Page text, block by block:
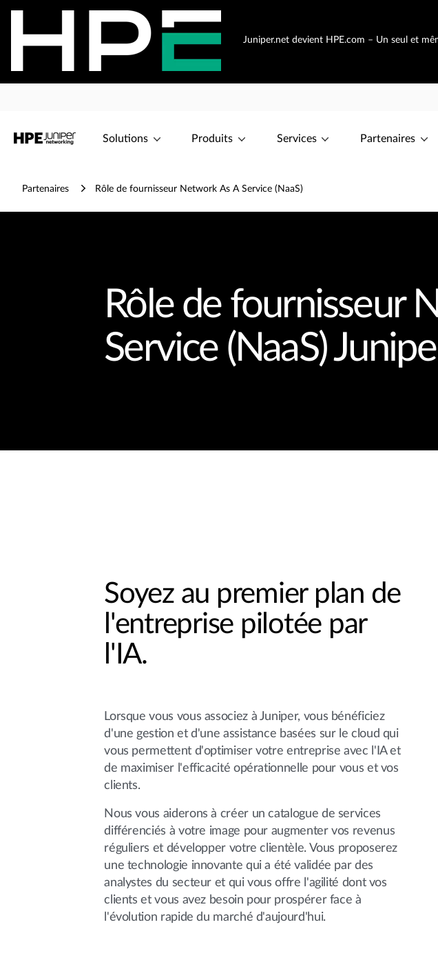
Juniper.net devient HPE.com – Un seul et
Solutions Produits Services Partenaires
Partenaires Rôle de fournisseur Network As A Service (NaaS)
Rôle de fournisseur
Service (NaaS)
Soyez au premier plan de
l'entreprise pilotée par
l'IA.
Lorsque vous vous associez à Juniper, vous bénéficiez
d'une gestion et d'une assistance basées sur le cloud qui
vous permettent d'optimiser votre entreprise avec l'IA et
de maximiser l'efficacité opérationnelle pour vous et vos
clients.
Nous vous aiderons à créer un catalogue de services
différenciés à votre image pour augmenter vos revenus
réguliers et développer votre clientèle. Vous proposerez
une technologie innovante qui a été validée par des
analystes du secteur et qui vous offre l'agilité dont vos
clients et vous avez besoin pour prospérer face à
l'évolution rapide du marché d'aujourd'hui.